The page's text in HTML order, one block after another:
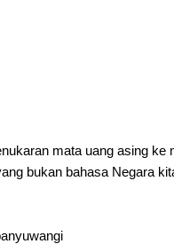
mata uang asing ke
bukan bahasa Negara